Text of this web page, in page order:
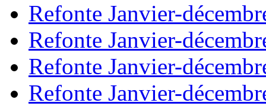
Refonte Janvier-
Refonte Janvier-
Refonte Janvier-
Refonte Janvier-